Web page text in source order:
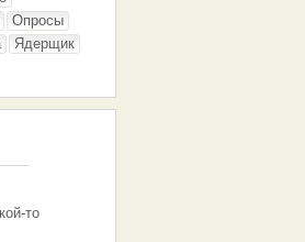
Опросы
Ядерщик
то